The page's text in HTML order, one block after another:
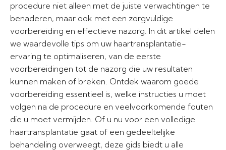
procedure niet alleen met de juiste verwachtingen te
benaderen, maar ook met een zorgvuldige
voorbereiding en effectieve nazorg. In dit artikel delen
we waardevolle tips om uw haartransplantatie-
ervaring te optimaliseren, van de eerste
voorbereidingen tot de nazorg die uw resultaten
kunnen maken of breken. Ontdek waarom goede
voorbereiding essentieel is, welke instructies u moet
volgen na de procedure en veelvoorkomende fouten
die u moet vermijden. Of u nu voor een volledige
haartransplantatie gaat of een gedeeltelijke
behandeling overweegt, deze gids biedt u alle